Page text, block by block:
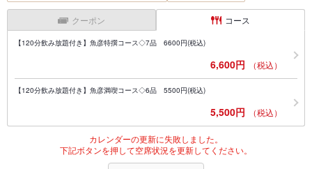
クーポン コース
【120分飲み放題付き】魚彦特撰コース◇7品 6600円(税込)
6,600円 （税込）
【120分飲み放題付き】魚彦満喫コース◇6品 5500円(税込)
5,500円 （税込）
カレンダーの更新に失敗しました。
下記ボタンを押して空席状況を更新してください。